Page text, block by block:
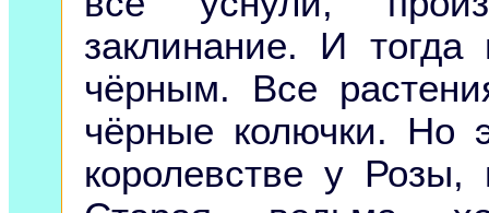
заклинание. И
чёрным. Все
чёрные колючки. Но
королевстве у